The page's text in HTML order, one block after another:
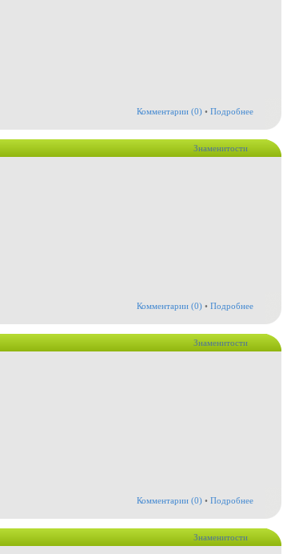
Комментарии (0) • Подробнее
Знаменитости
Комментарии (0) • Подробнее
Знаменитости
Комментарии (0) • Подробнее
Знаменитости